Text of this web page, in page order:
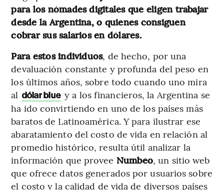
para los nómades digitales que eligen trabajar
desde la Argentina, o quienes consiguen
cobrar sus salarios en dólares.
Para estos individuos, de hecho, por una
devaluación constante y profunda del peso en
los últimos años, sobre todo cuando uno mira
al dólar blue y a los financieros, la Argentina se
ha ido convirtiendo en uno de los países más
baratos de Latinoamérica. Y para ilustrar ese
abaratamiento del costo de vida en relación al
promedio histórico, resulta útil analizar la
información que provee Numbeo, un sitio web
que ofrece datos generados por usuarios sobre
el costo y la calidad de vida de diversos países